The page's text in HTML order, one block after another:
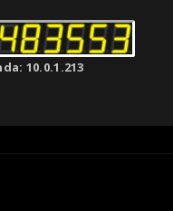
10.0.1.213